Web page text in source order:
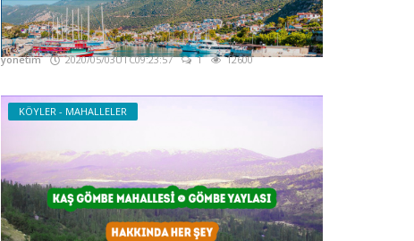
Kaş Kalkan - Kalkan Gezi Rehberi
Hakkında Her şey
yonetim 2020/05/03UTC09:23:57 1 12600
KÖYLER - MAHALLELER